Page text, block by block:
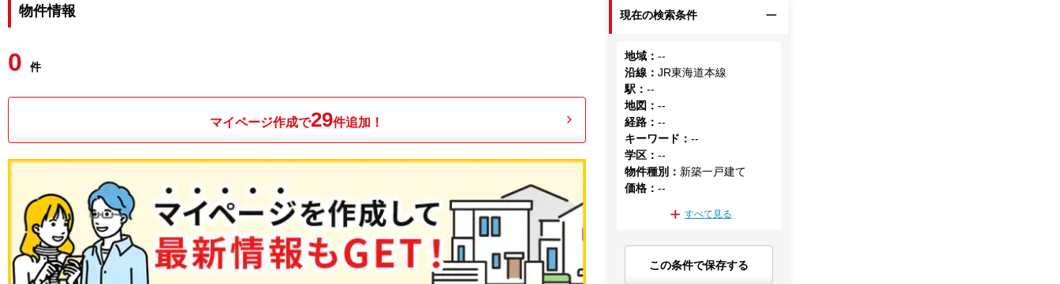
物件情報
0 件
マイページ作成で29件追加！
現在の検索条件
地域 ：--
沿線 ：JR東海道本線
駅 ：--
地図 ：--
経路 ：--
キーワード ：--
学区 ：--
物件種別 ： 新築一戸建て
価格 ：--
すべて見る
この条件で保存する